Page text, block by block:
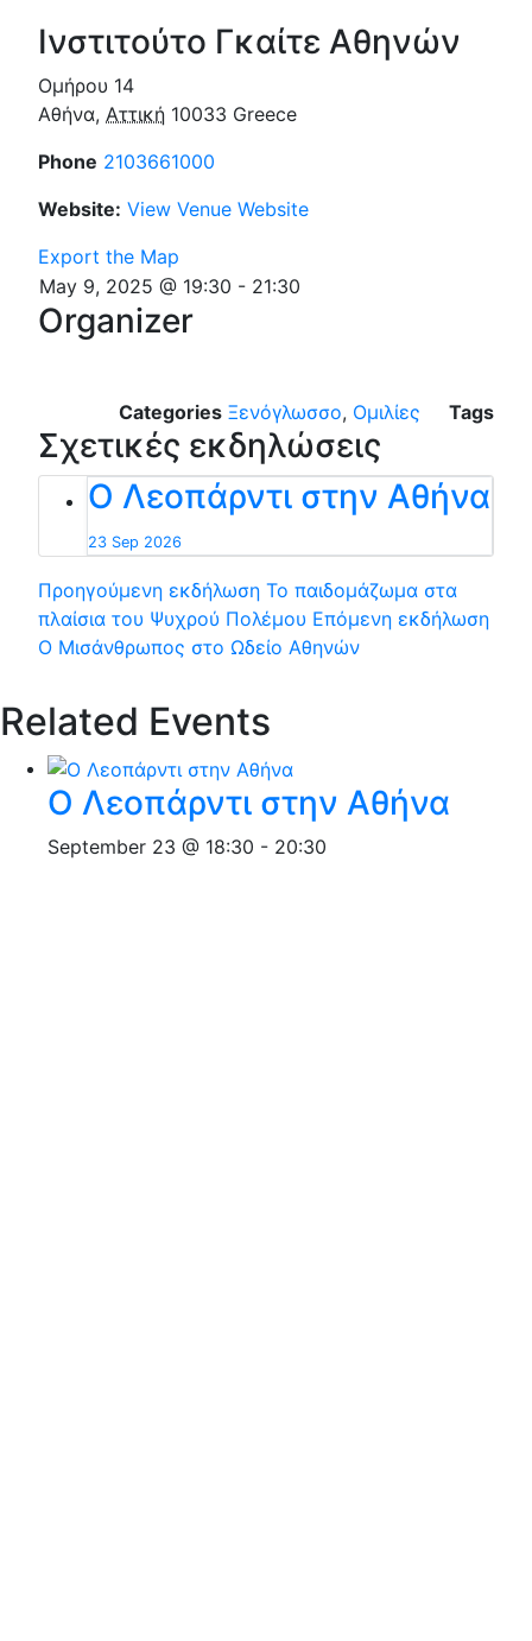
Ινστιτούτο Γκαίτε Αθηνών
Ομήρου 14
Αθήνα, Αττική 10033 Greece
Phone 2103661000
Website: View Venue Website
Export the Map
May 9, 2025 @ 19:30 - 21:30
Organizer
Categories Ξενόγλωσσο, Ομιλίες Tags
Σχετικές εκδηλώσεις
Ο Λεοπάρντι στην Αθήνα
23 Sep 2026
Προηγούμενη εκδήλωση Το παιδομάζωμα στα
πλαίσια του Ψυχρού Πολέμου Επόμενη εκδήλωση
Ο Μισάνθρωπος στο Ωδείο Αθηνών
Related Events
Ο Λεοπάρντι στην Αθήνα
September 23 @ 18:30 - 20:30